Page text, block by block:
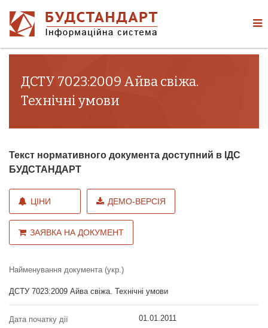
ДСТУ 7023:2009 Айва свіжа.
Технічні умови
Текст нормативного документа доступний в ІДС
БУДСТАНДАРТ
ЦІНИ ДЕМО-ВЕРСІЯ
ЗАЯВКА НА ДОКУМЕНТ
Найменування документа (укр.)
ДСТУ 7023:2009 Айва свіжа. Технічні умови
Дата початку дії 01.01.2011